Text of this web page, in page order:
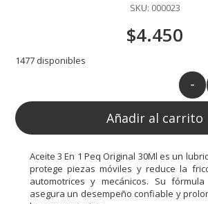
SKU: 000023
$4.450
1477 disponibles
-
Añadir al carrito
Aceite 3 En 1 Peq Original 30Ml es un
protege piezas móviles y reduce la
automotrices y mecánicos. Su
asegura un desempeño confiable y